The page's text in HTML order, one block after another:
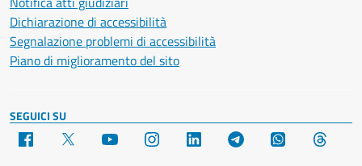
Dichiarazione di accessibilità
Segnalazione problemi di accessibilità
Piano di miglioramento del sito
SEGUICI SU
Facebook YouTube Instagram LinkedIn Telegram WhatsApp